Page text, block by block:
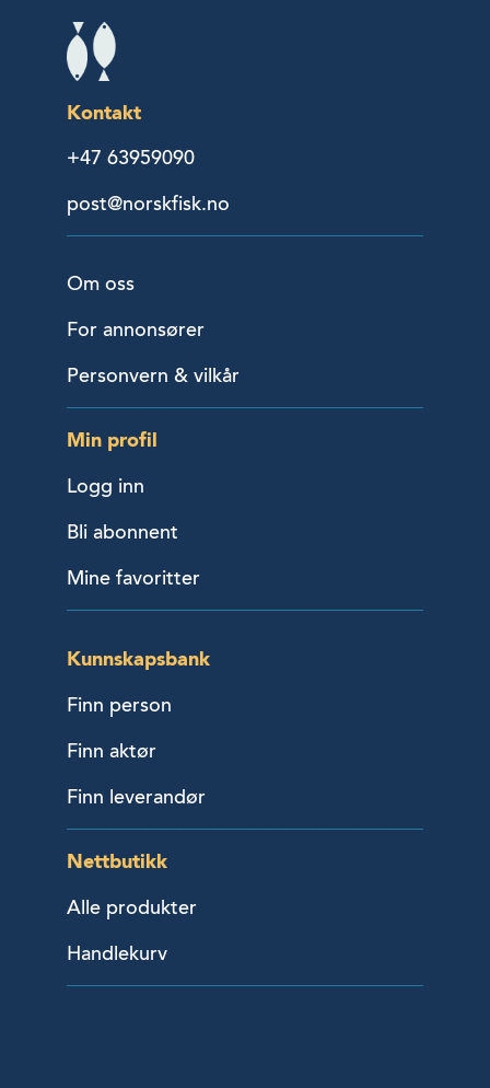
Kontakt
+47 63959090
post@norskfisk.no
Om oss
For annonsører
Personvern & vilkår
Min profil
Logg inn
Bli abonnent
Mine favoritter
Kunnskapsbank
Finn person
Finn aktør
Finn leverandør
Nettbutikk
Alle produkter
Handlekurv